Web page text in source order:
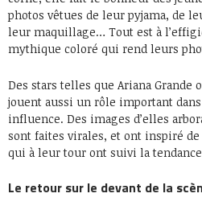
photos vêtues de leur pyjama, de
leur maquillage… Tout est à
mythique coloré qui rend leurs
Des stars telles que Ariana Grande
jouent aussi un rôle important
influence. Des images d’elles
sont faites virales, et ont inspiré
qui à leur tour ont suivi la
Le retour sur le devant de la